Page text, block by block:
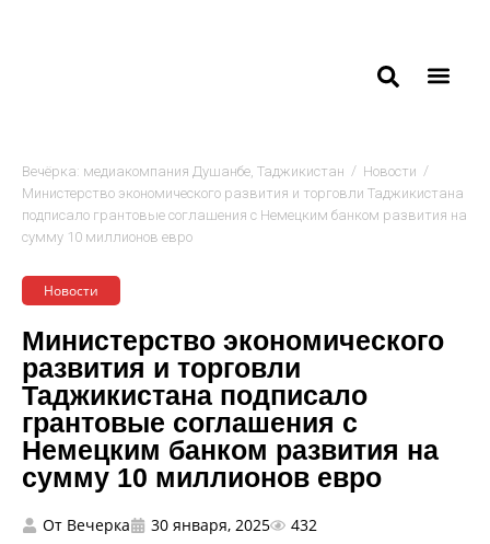
Вечёрка: медиакомпания Душанбе, Таджикистан / Новости /
Министерство экономического развития и торговли Таджикистана
подписало грантовые соглашения с Немецким банком развития на
сумму 10 миллионов евро
Новости
Министерство экономического
развития и торговли
Таджикистана подписало
грантовые соглашения с
Немецким банком развития на
сумму 10 миллионов евро
От Вечерка 30 января, 2025 432